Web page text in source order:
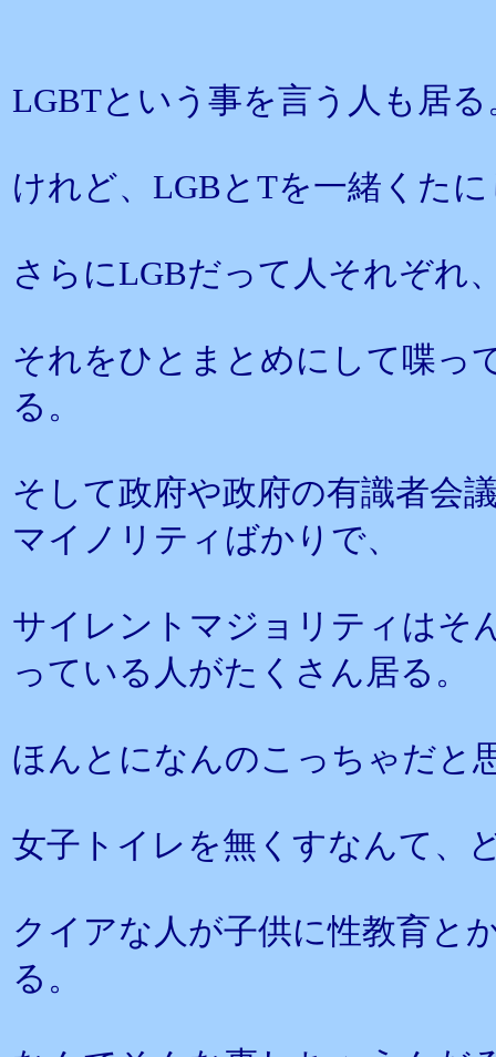
LGBTという事を言う人も居る
けれど、LGBとTを一緒くた
さらにLGBだって人それぞれ
それをひとまとめにして喋っ
る。
そして政府や政府の有識者会
マイノリティばかりで、
サイレントマジョリティはそ
っている人がたくさん居る。
ほんとになんのこっちゃだと
女子トイレを無くすなんて、
クイアな人が子供に性教育と
る。